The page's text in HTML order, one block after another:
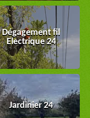
Dégagement fil
Electrique 24
Jardinier 24